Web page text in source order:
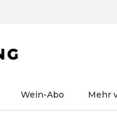
Wein-Abo Mehr